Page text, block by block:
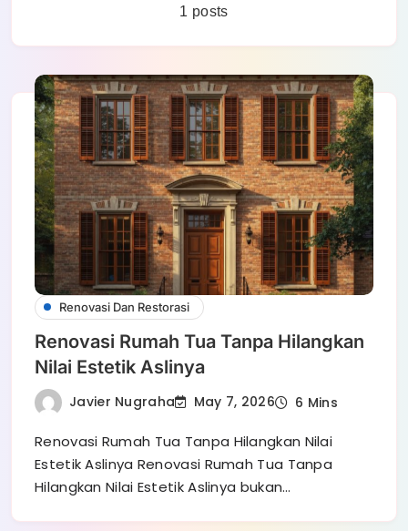
1 posts
Renovasi Dan Restorasi
Renovasi Rumah Tua Tanpa Hilangkan
Nilai Estetik Aslinya
Javier Nugraha May 7, 2026 6 Mins
Renovasi Rumah Tua Tanpa Hilangkan Nilai
Estetik Aslinya Renovasi Rumah Tua Tanpa
Hilangkan Nilai Estetik Aslinya bukan…